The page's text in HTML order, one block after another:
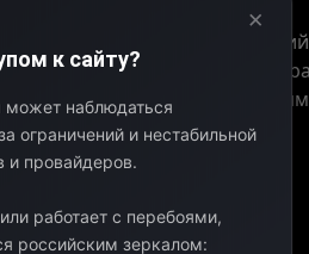
«Первый
телеканала «Первый
за актуальными
любимым телеканалом.
×
к сайту?
может наблюдаться
ограничений и нестабильной
провайдеров.
работает с перебоями,
российским зеркалом: